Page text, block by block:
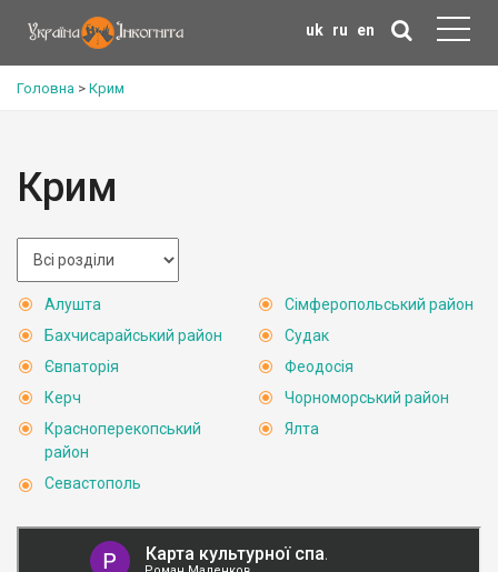
uk ru en
Головна > Крим
Крим
Алушта
Бахчисарайський район
Євпаторія
Керч
Красноперекопський
район
Севастополь
Сімферопольський район
Судак
Феодосія
Чорноморський район
Ялта